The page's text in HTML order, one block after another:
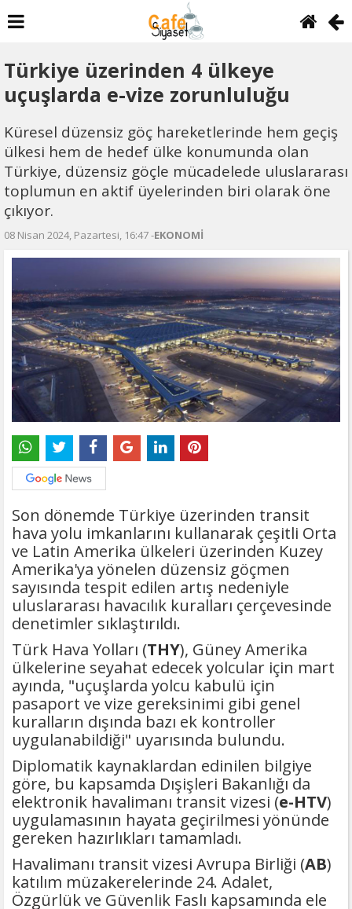
Türkiye üzerinden 4 ülkeye
uçuşlarda e-vize zorunluluğu
Küresel düzensiz göç hareketlerinde hem geçiş
ülkesi hem de hedef ülke konumunda olan
Türkiye, düzensiz göçle mücadelede uluslararası
toplumun en aktif üyelerinden biri olarak öne
çıkıyor.
08 Nisan 2024, Pazartesi, 16:47 -EKONOMİ
Son dönemde Türkiye üzerinden transit
hava yolu imkanlarını kullanarak çeşitli Orta
ve Latin Amerika ülkeleri üzerinden Kuzey
Amerika'ya yönelen düzensiz göçmen
sayısında tespit edilen artış nedeniyle
uluslararası havacılık kuralları çerçevesinde
denetimler sıklaştırıldı.
Türk Hava Yolları (THY), Güney Amerika
ülkelerine seyahat edecek yolcular için mart
ayında, "uçuşlarda yolcu kabulü için
pasaport ve vize gereksinimi gibi genel
kuralların dışında bazı ek kontroller
uygulanabildiği" uyarısında bulundu.
Diplomatik kaynaklardan edinilen bilgiye
göre, bu kapsamda Dışişleri Bakanlığı da
elektronik havalimanı transit vizesi (e-HTV)
uygulamasının hayata geçirilmesi yönünde
gereken hazırlıkları tamamladı.
Havalimanı transit vizesi Avrupa Birliği (AB)
katılım müzakerelerinde 24. Adalet,
Özgürlük ve Güvenlik Faslı kapsamında ele